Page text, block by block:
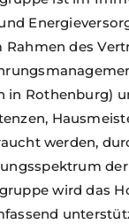
Rahmen des
in Rothenburg)
werden,
der
wird das